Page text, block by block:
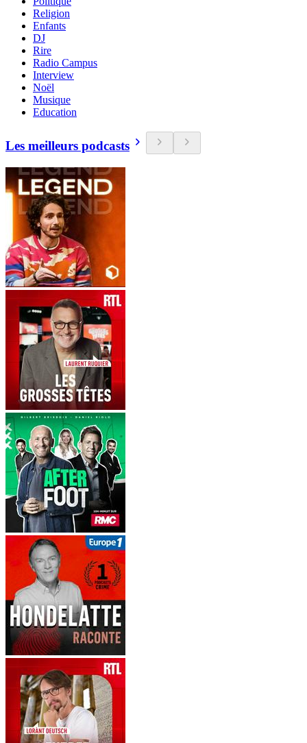
Religion
Enfants
DJ
Rire
Radio Campus
Interview
Noël
Musique
Education
Les meilleurs podcasts